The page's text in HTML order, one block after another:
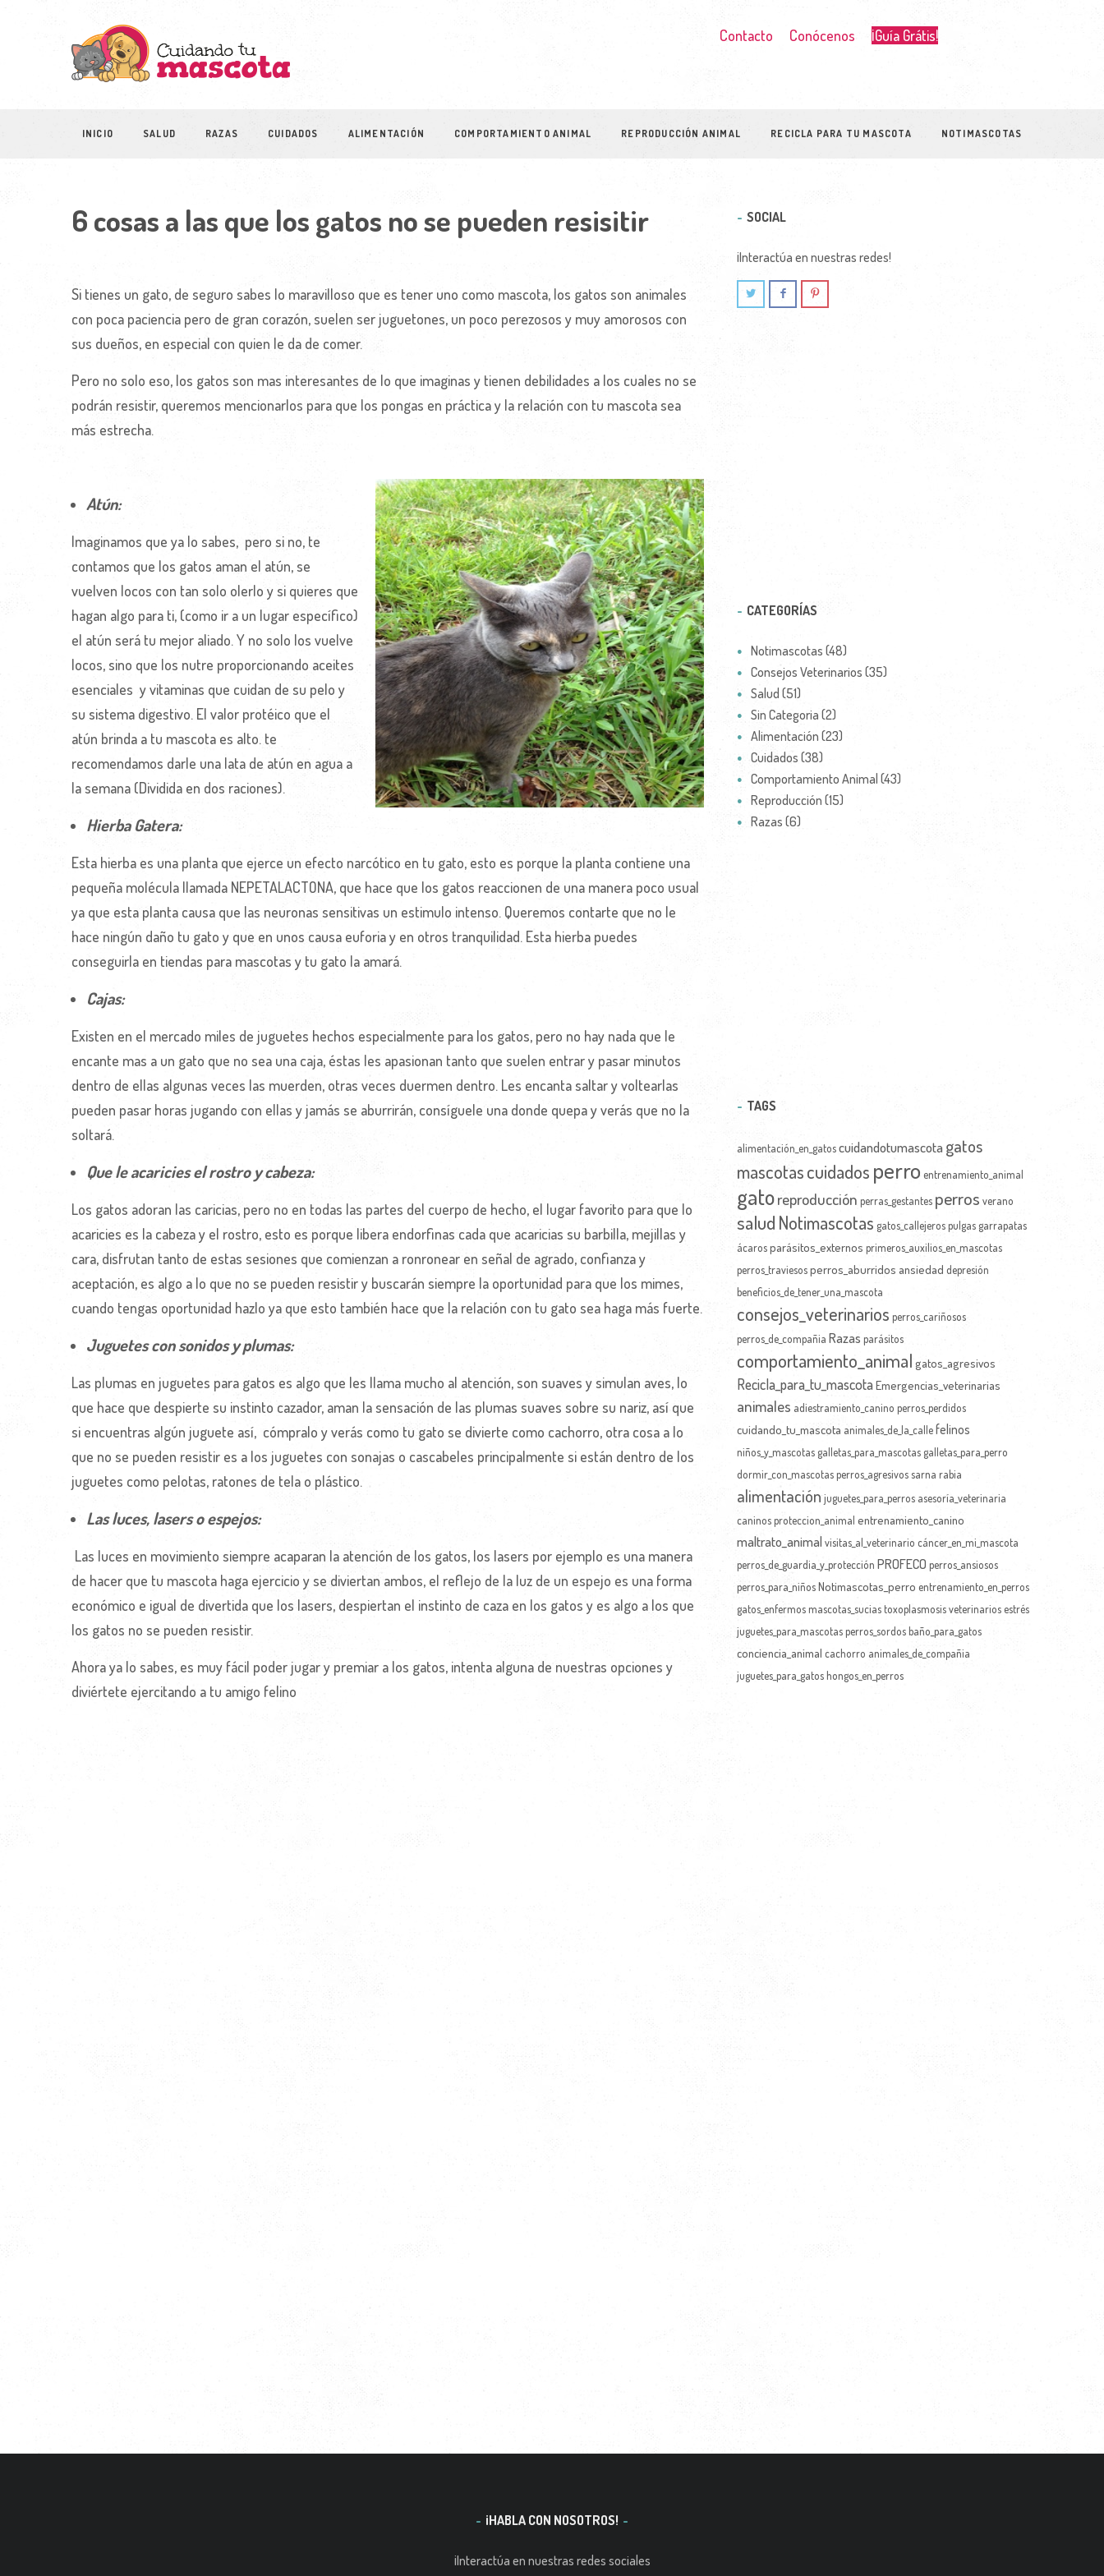
Contacto Conócenos ¡Guía Grátis!
INICIO SALUD RAZAS CUIDADOS ALIMENTACIÓN COMPORTAMIENTO ANIMAL REPRODUCCIÓN ANIMAL RECICLA PARA TU MASCOTA NOTIMASCOTAS
6 cosas a las que los gatos no se pueden resisitir
Si tienes un gato, de seguro sabes lo maravilloso que es tener uno como mascota, los gatos son animales
con poca paciencia pero de gran corazón, suelen ser juguetones, un poco perezosos y muy amorosos con
sus dueños, en especial con quien le da de comer.
Pero no solo eso, los gatos son mas interesantes de lo que imaginas y tienen debilidades a los cuales no se
podrán resistir, queremos mencionarlos para que los pongas en práctica y la relación con tu mascota sea
más estrecha.
Atún:
Imaginamos que ya lo sabes, pero si no, te
contamos que los gatos aman el atún, se
vuelven locos con tan solo olerlo y si quieres que
hagan algo para ti, (como ir a un lugar específico)
el atún será tu mejor aliado. Y no solo los vuelve
locos, sino que los nutre proporcionando aceites
esenciales y vitaminas que cuidan de su pelo y
su sistema digestivo. El valor protéico que el
atún brinda a tu mascota es alto. te
recomendamos darle una lata de atún en agua a
la semana (Dividida en dos raciones).
Hierba Gatera:
Esta hierba es una planta que ejerce un efecto narcótico en tu gato, esto es porque la planta contiene una
pequeña molécula llamada NEPETALACTONA, que hace que los gatos reaccionen de una manera poco usual
ya que esta planta causa que las neuronas sensitivas un estimulo intenso. Queremos contarte que no le
hace ningún daño tu gato y que en unos causa euforia y en otros tranquilidad. Esta hierba puedes
conseguirla en tiendas para mascotas y tu gato la amará.
Cajas:
Existen en el mercado miles de juguetes hechos especialmente para los gatos, pero no hay nada que le
encante mas a un gato que no sea una caja, éstas les apasionan tanto que suelen entrar y pasar minutos
dentro de ellas algunas veces las muerden, otras veces duermen dentro. Les encanta saltar y voltearlas
pueden pasar horas jugando con ellas y jamás se aburrirán, consíguele una donde quepa y verás que no la
soltará.
Que le acaricies el rostro y cabeza:
Los gatos adoran las caricias, pero no en todas las partes del cuerpo de hecho, el lugar favorito para que lo
acaricies es la cabeza y el rostro, esto es porque libera endorfinas cada que acaricias su barbilla, mejillas y
cara, disfrutan tanto de estas sesiones que comienzan a ronronear en señal de agrado, confianza y
aceptación, es algo a lo que no se pueden resistir y buscarán siempre la oportunidad para que los mimes,
cuando tengas oportunidad hazlo ya que esto también hace que la relación con tu gato sea haga más fuerte.
Juguetes con sonidos y plumas:
Las plumas en juguetes para gatos es algo que les llama mucho al atención, son suaves y simulan aves, lo
que hace que despierte su instinto cazador, aman la sensación de las plumas suaves sobre su nariz, así que
si encuentras algún juguete así, cómpralo y verás como tu gato se divierte como cachorro, otra cosa a lo
que no se pueden resistir es a los juguetes con sonajas o cascabeles principalmente si están dentro de los
juguetes como pelotas, ratones de tela o plástico.
Las luces, lasers o espejos:
Las luces en movimiento siempre acaparan la atención de los gatos, los lasers por ejemplo es una manera
de hacer que tu mascota haga ejercicio y se diviertan ambos, el reflejo de la luz de un espejo es una forma
económico e igual de divertida que los lasers, despiertan el instinto de caza en los gatos y es algo a los que
los gatos no se pueden resistir.
Ahora ya lo sabes, es muy fácil poder jugar y premiar a los gatos, intenta alguna de nuestras opciones y
diviértete ejercitando a tu amigo felino
SOCIAL
¡Interactúa en nuestras redes!
CATEGORÍAS
Notimascotas (48)
Consejos Veterinarios (35)
Salud (51)
Sin Categoria (2)
Alimentación (23)
Cuidados (38)
Comportamiento Animal (43)
Reproducción (15)
Razas (6)
TAGS
alimentación_en_gatoscuidandotumascota gatos
mascotascuidados perro entrenamiento_animal
gatoreproducción perras_gestantes perros verano
salud Notimascotas gatos_callejerospulgas garrapatas
ácarosparásitos_externos primeros_auxilios_en_mascotas
perros_traviesosperros_aburridos ansiedad depresión
beneficios_de_tener_una_mascota
consejos_veterinarios perros_cariñosos
perros_de_compañia Razas parásitos
comportamiento_animal gatos_agresivos
Recicla_para_tu_mascota Emergencias_veterinarias
animales adiestramiento_canino perros_perdidos
cuidando_tu_mascota animales_de_la_callefelinos
niños_y_mascotas galletas_para_mascotas galletas_para_perro
dormir_con_mascotas perros_agresivossarna rabia
alimentación juguetes_para_perros asesoría_veterinaria
caninosproteccion_animal entrenamiento_canino
maltrato_animal visitas_al_veterinario cáncer_en_mi_mascota
perros_de_guardia_y_protección PROFECO perros_ansiosos
perros_para_niñosNotimascotas_perro entrenamiento_en_perros
gatos_enfermos mascotas_sucias toxoplasmosisveterinarios estrés
juguetes_para_mascotas perros_sordos baño_para_gatos
conciencia_animal cachorro animales_de_compañia
juguetes_para_gatos hongos_en_perros
¡HABLA CON NOSOTROS!
¡Interactúa en nuestras redes sociales